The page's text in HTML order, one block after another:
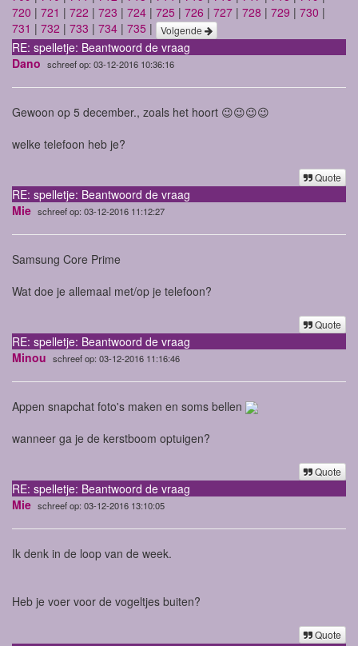
720 | 721 | 722 | 723 | 724 | 725 | 726 | 727 | 728 | 729 | 730 |
731 | 732 | 733 | 734 | 735 | Volgende
RE: spelletje: Beantwoord de vraag
Dano schreef op: 03-12-2016 10:36:16
Gewoon op 5 december., zoals het hoort 😉😉😉😉
welke telefoon heb je?
Quote
RE: spelletje: Beantwoord de vraag
Mie schreef op: 03-12-2016 11:12:27
Samsung Core Prime
Wat doe je allemaal met/op je telefoon?
Quote
RE: spelletje: Beantwoord de vraag
Minou schreef op: 03-12-2016 11:16:46
Appen snapchat foto's maken en soms bellen
wanneer ga je de kerstboom optuigen?
Quote
RE: spelletje: Beantwoord de vraag
Mie schreef op: 03-12-2016 13:10:05
Ik denk in de loop van de week.
Heb je voer voor de vogeltjes buiten?
Quote